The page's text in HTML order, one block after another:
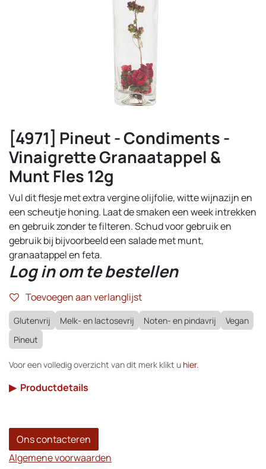
[4971] Pineut - Condiments -
Vinaigrette Granaatappel &
Munt Fles 12g
Vul dit flesje met extra vergine olijfolie, witte wijnazijn en
een scheutje honing. Laat de smaken een week intrekken
en gebruik zonder te filteren. Schud voor gebruik en
gebruik bij bijvoorbeeld een salade met munt,
granaatappel en feta.
Log in om te bestellen
Toevoegen aan verlanglijst
Glutenvrij Melk- en lactosevrij Noten- en pindavrij
Vegan
Pineut
Voor een volledig overzicht van dit merk klikt u hier.
▶ Productdetails
Ons contacteren
Algemene voorwaarden